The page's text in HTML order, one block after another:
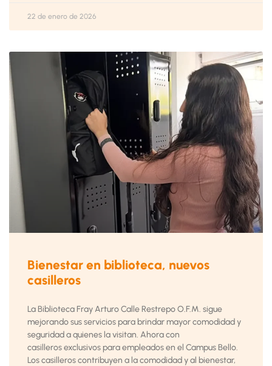
22 de enero de 2026
Bienestar en biblioteca, nuevos
casilleros
La Biblioteca Fray Arturo Calle Restrepo O.F.M. sigue
mejorando sus servicios para brindar mayor comodidad y
seguridad a quienes la visitan. Ahora con
casilleros exclusivos para empleados en el Campus Bello.
Los casilleros contribuyen a la comodidad y al bienestar,